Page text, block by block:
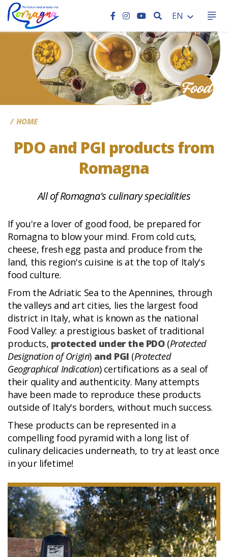
SEARCH
EN
CC
HOME
PDO and PGI products from
Romagna
All of Romagna's culinary specialities
If you're a lover of good food, be prepared for
Romagna to blow your mind. From cold cuts,
cheese, fresh egg pasta and produce from the
land, this region's cuisine is at the top of Italy's
food culture.
From the Adriatic Sea to the Apennines, through
the valleys and art cities, lies the largest food
district in Italy, what is known as the national
Food Valley: a prestigious basket of traditional
products, protected under the PDO(Protected
Designation of Origin) and PGI (Protected
Geographical Indication) certifications as a seal of
their quality and authenticity. Many attempts
have been made to reproduce these products
outside of Italy's borders, without much success.
These products can be represented in a
compelling food pyramid with a long list of
culinary delicacies underneath, to try at least once
in your lifetime!